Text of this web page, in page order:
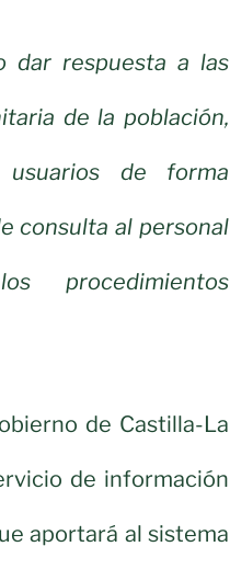
dar respuesta a las
de la población,
de forma
consulta al personal
procedimientos
de Castilla-La
de información
aportará al sistema